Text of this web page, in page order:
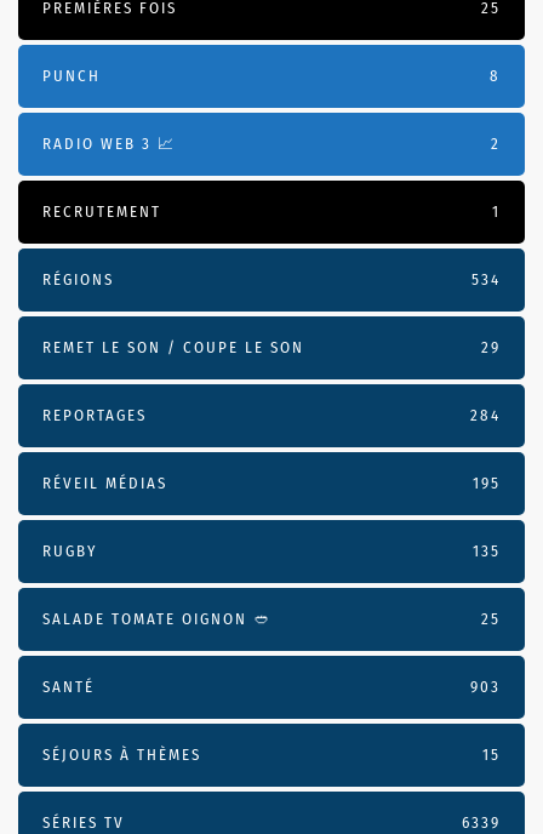
PREMIÈRES FOIS 25
PUNCH 8
RADIO WEB 3 📈 2
RECRUTEMENT 1
RÉGIONS 534
REMET LE SON / COUPE LE SON 29
REPORTAGES 284
RÉVEIL MÉDIAS 195
RUGBY 135
SALADE TOMATE OIGNON 🥙 25
SANTÉ 903
SÉJOURS À THÈMES 15
SÉRIES TV 6339